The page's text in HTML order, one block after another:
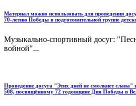
Материал можно использовать для проведения
70-летию Победы в подготовительной группе
Музыкально-спортивный досуг:
войной"...
Проведение досуга "Этих дней не смолкнет
508, посвящённому 72 годовщине Дня Победы в